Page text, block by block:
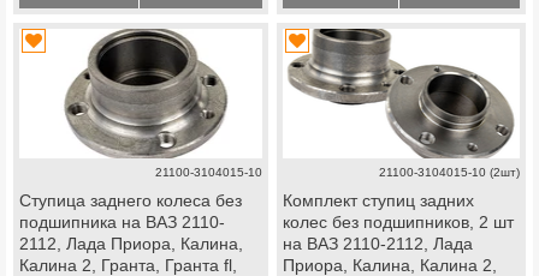
21100-3104015-10
Ступица заднего колеса без
подшипника на ВАЗ 2110-
2112, Лада Приора, Калина,
Калина 2, Гранта, Гранта fl,
21100-3104015-10 (2шт)
Комплект ступиц задних
колес без подшипников, 2 шт
на ВАЗ 2110-2112, Лада
Приора, Калина, Калина 2,